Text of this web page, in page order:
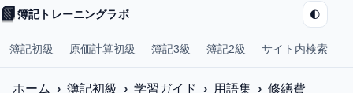
📗簿記トレーニングラボ
簿記初級 原価計算初級 簿記3級 簿記2級 サイト内検索
🌓
ホーム 簿記初級 学習ガイド 用語集 修繕費